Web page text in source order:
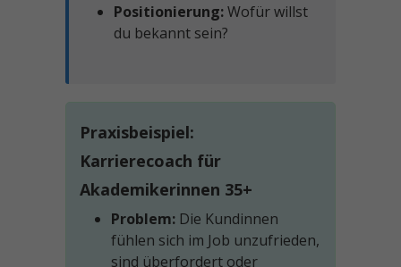
Positionierung:Wofür willst
du bekannt sein?
Praxisbeispiel:
Karrierecoach für
Akademikerinnen 35+
Problem: Die Kundinnen
fühlen sich im Job unzufrieden,
sind überfordert oder